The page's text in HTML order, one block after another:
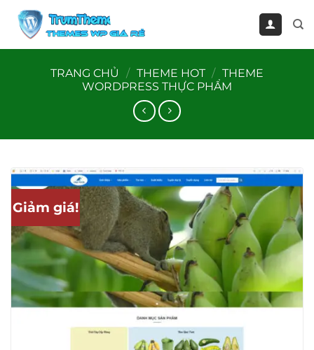
qua
TRANG CHỦ
/ THEME HOT / THEME
WORDPRESS THỰC PHẨM
Giảm giá!